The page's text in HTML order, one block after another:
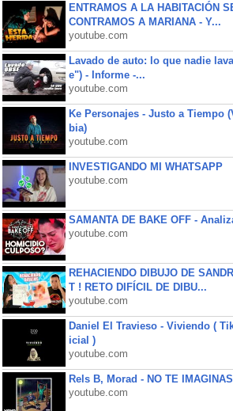
ENTRAMOS A LA HABITACIÓN
CONTRAMOS A MARIANA - Y...
youtube.com
Lavado de auto: lo que nadie
e") - Informe -...
youtube.com
Ke Personajes - Justo a Tiempo
bia)
youtube.com
INVESTIGANDO MI WHATSAPP
youtube.com
SAMANTA DE BAKE OFF -
youtube.com
REHACIENDO DIBUJO DE
T ! RETO DIFÍCIL DE DIBU...
youtube.com
Daniel El Travieso - Viviendo (
icial )
youtube.com
Rels B, Morad - NO TE IMAGINAS
youtube.com